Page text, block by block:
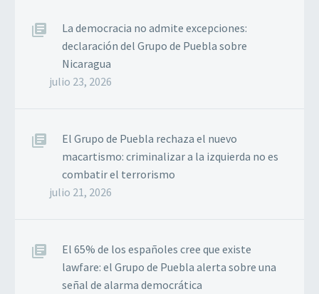
La democracia no admite excepciones:
declaración del Grupo de Puebla sobre
Nicaragua
julio 23, 2026
El Grupo de Puebla rechaza el nuevo
macartismo: criminalizar a la izquierda no es
combatir el terrorismo
julio 21, 2026
El 65% de los españoles cree que existe
lawfare: el Grupo de Puebla alerta sobre una
señal de alarma democrática